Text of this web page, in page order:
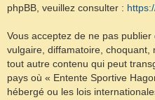
phpBB, veuillez consulter :
Vous acceptez de ne pas
vulgaire, diffamatoire, choquant,
tout autre contenu qui peut
pays où « Entente Sportive
hébergé ou les lois